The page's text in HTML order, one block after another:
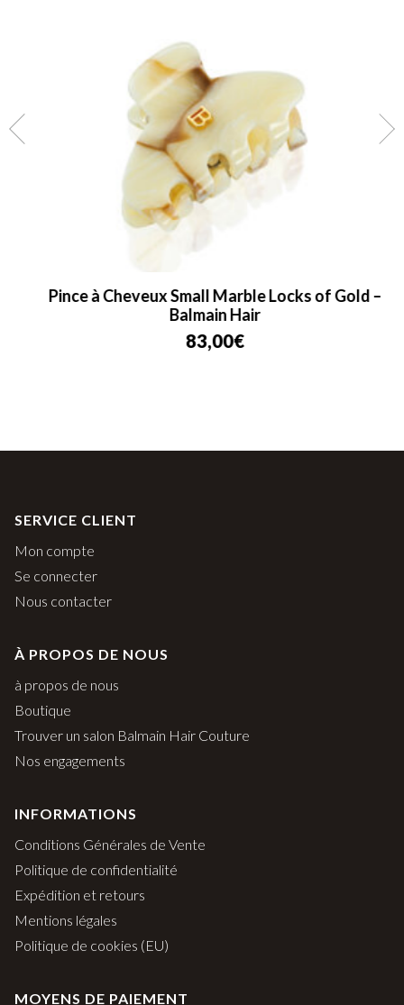
Pince à Cheveux Small Marble Locks of Gold –
Balmain Hair
83,00€
SERVICE CLIENT
Mon compte
Se connecter
Nous contacter
À PROPOS DE NOUS
à propos de nous
Boutique
Trouver un salon Balmain Hair Couture
Nos engagements
INFORMATIONS
Conditions Générales de Vente
Politique de confidentialité
Expédition et retours
Mentions légales
Politique de cookies (EU)
MOYENS DE PAIEMENT